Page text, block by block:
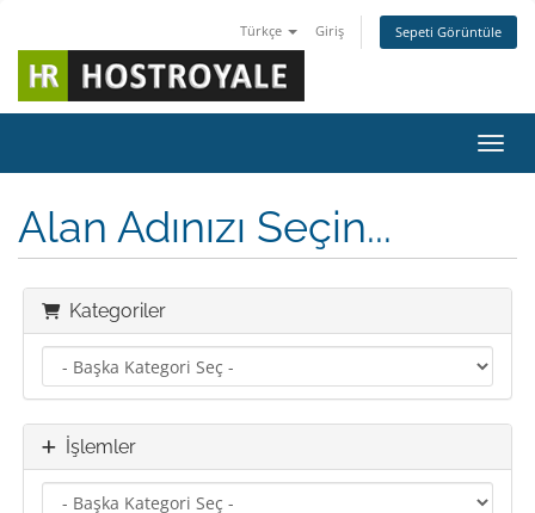
Türkçe Giriş Sepeti Görüntüle
Alan Adınızı Seçin...
Kategoriler
İşlemler